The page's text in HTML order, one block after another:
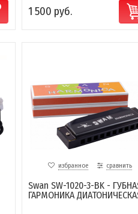
1 500 руб.
избранное сравнить
Swan SW-1020-3-BK -
ГАРМОНИКА